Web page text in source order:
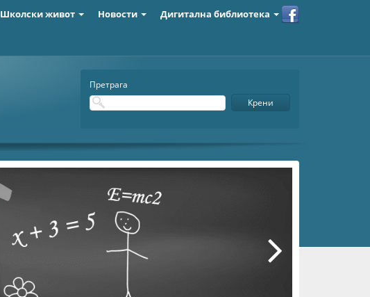
Школски живот Новости Дигитална библиотека
Претрага
Крени